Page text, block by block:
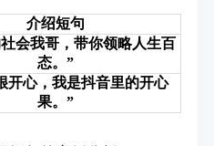
介绍短句
会我哥，带你领略人生百
态。”
开心，我是抖音里的开心
果。”